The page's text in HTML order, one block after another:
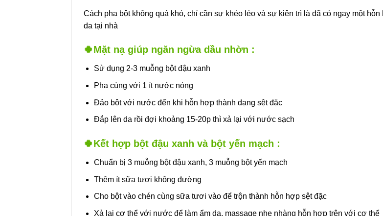
Cách pha bột không quá khó, chỉ cần sự khéo léo và sự kiên trì là đã có ngay một
da tại nhà
🍀Mặt nạ giúp ngăn ngừa dầu nhờn :
Sử dụng 2-3 muỗng bột đậu xanh
Pha cùng với 1 ít nước nóng
Đảo bột với nước đến khi hỗn hợp thành dạng sệt đặc
Đắp lên da rồi đợi khoảng 15-20p thì xả lại với nước sạch
🍀Kết hợp bột đậu xanh và bột yến mạch :
Chuẩn bị 3 muỗng bột đậu xanh, 3 muỗng bột yến mạch
Thêm ít sữa tươi không đường
Cho bột vào chén cùng sữa tươi vào để trộn thành hỗn hợp sệt đặc
Xả lại cơ thể với nước để làm ẩm da, massage nhẹ nhàng hỗn hợp trên với cơ thể